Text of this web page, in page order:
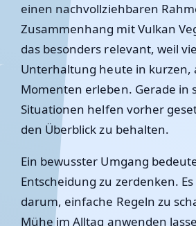
einen nachvollziehbaren
Zusammenhang mitVulkan
das besonders relevant, weil
Unterhaltung heute in kurzen,
Momenten erleben. Gerade in
Situationen helfen vorher
den Überblick zu behalten.
Ein bewusster Umgang
Entscheidung zu zerdenken.
darum, einfache Regeln zu
Mühe im Alltag anwenden